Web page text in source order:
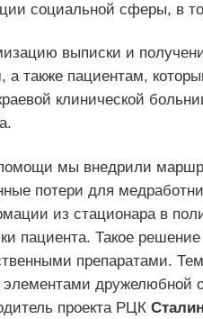
социальной сферы, в
выписки и
также пациентам,
клинической
мы внедрили
потери для
из стационара в
пациента. Такое
препаратами.
дружелюбной
проекта РЦК